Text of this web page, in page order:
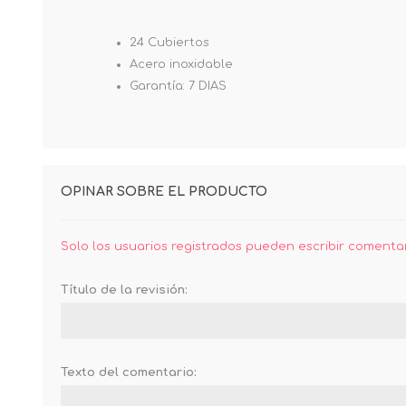
24 Cubiertos
Acero inoxidable
Garantía: 7 DIAS
OPINAR SOBRE EL PRODUCTO
Solo los usuarios registrados pueden escribir
Título de la revisión:
Texto del comentario: